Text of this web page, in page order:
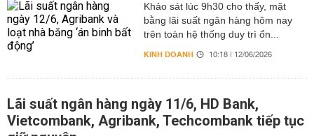
Khảo sát lúc 9h30 cho thấy, mặt
bằng lãi suất ngân hàng hôm nay
trên toàn hệ thống duy trì ổn...
KINH DOANH 10:18 | 12/06/2026
Lãi suất ngân hàng ngày 11/6, HD Bank,
Vietcombank, Agribank, Techcombank tiếp tục